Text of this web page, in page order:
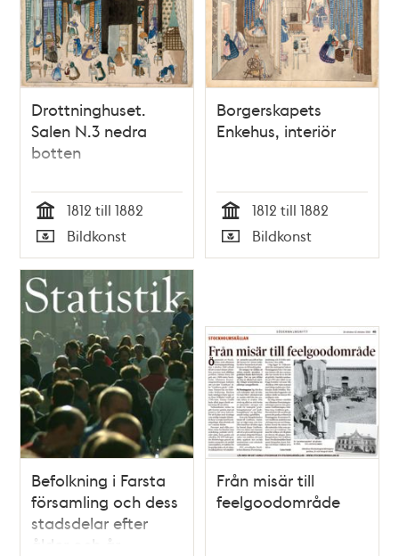
Drottninghuset.
Salen N.3 nedra
botten
Tid
1812 till 1882
Typ
Bildkonst
Borgerskapets
Enkehus, interiör
Tid
1812 till 1882
Typ
Bildkonst
Befolkning i Farsta
församling och dess
stadsdelar efter
ålder och år
Från misär till
feelgoodområde